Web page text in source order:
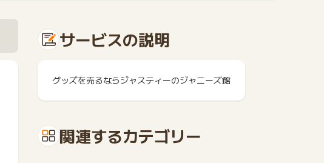
サービスの説明
グッズを売るならジャスティーのジャニーズ館
関連するカテゴリー